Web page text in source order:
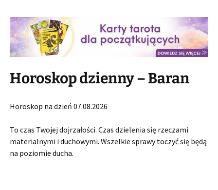
Horoskop dzienny – Baran
Horoskop na dzień 07.08.2026
To czas Twojej dojrzałości. Czas dzielenia się rzeczami
materialnymi i duchowymi. Wszelkie sprawy toczyć się będą
na poziomie ducha.